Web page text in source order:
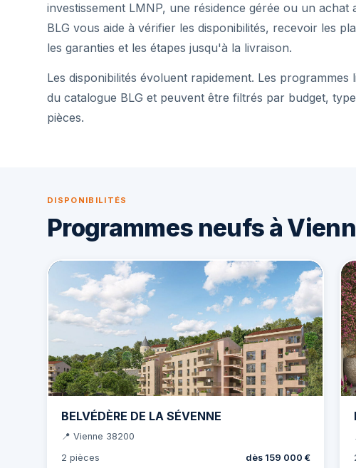
investissement LMNP, une résidence gérée ou un achat
BLG vous aide à vérifier les disponibilités, recevoir les
les garanties et les étapes jusqu'à la livraison.
Les disponibilités évoluent rapidement. Les programmes
du catalogue BLG et peuvent être filtrés par budget,
pièces.
DISPONIBILITÉS
Programmes neufs à
BELVÉDÈRE DE LA SÉVENNE
📍 Vienne 38200
2 pièces
dès 159 000 €